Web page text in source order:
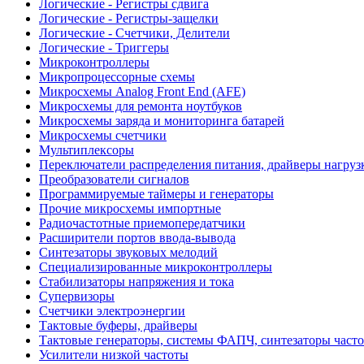
Логические - Регистры сдвига
Логические - Регистры-защелки
Логические - Счетчики, Делители
Логические - Триггеры
Микроконтроллеры
Микропроцессорные схемы
Микросхемы Analog Front End (AFE)
Микросхемы для ремонта ноутбуков
Микросхемы заряда и мониторинга батарей
Микросхемы счетчики
Мультиплексоры
Переключатели распределения питания, драйверы
Преобразователи сигналов
Программируемые таймеры и генераторы
Прочие микросхемы импортные
Радиочастотные приемопередатчики
Расширители портов ввода-вывода
Синтезаторы звуковых мелодий
Специализированные микроконтроллеры
Стабилизаторы напряжения и тока
Супервизоры
Счетчики электроэнергии
Тактовые буферы, драйверы
Тактовые генераторы, системы ФАПЧ, синтезаторы
Усилители низкой частоты